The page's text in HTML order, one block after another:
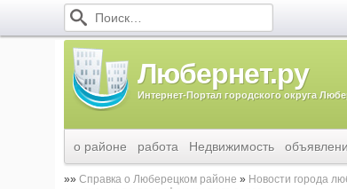
Любернет.ру
Интернет-Портал городского округа
о районе работа Недвижимость
Справка о Люберецком районе Новости города